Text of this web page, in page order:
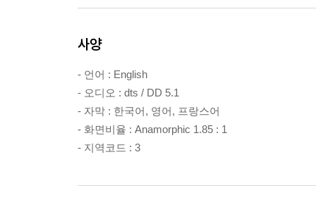
사양
- 언어 : English
- 오디오 : dts / DD 5.1
- 자막 : 한국어, 영어, 프랑스어
- 화면비율 : Anamorphic 1.85 : 1
- 지역코드 : 3